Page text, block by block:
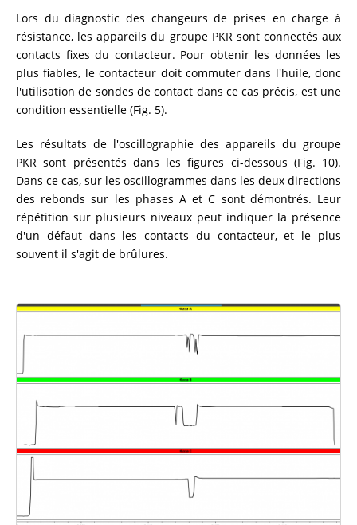
Lors du diagnostic des changeurs de prises en charge à
résistance, les appareils du groupe PKR sont connectés aux
contacts fixes du contacteur. Pour obtenir les données les
plus fiables, le contacteur doit commuter dans l'huile, donc
l'utilisation de sondes de contact dans ce cas précis, est une
condition essentielle (Fig. 5).
Les résultats de l'oscillographie des appareils du groupe
PKR sont présentés dans les figures ci-dessous (Fig. 10).
Dans ce cas, sur les oscillogrammes dans les deux directions
des rebonds sur les phases A et C sont démontrés. Leur
répétition sur plusieurs niveaux peut indiquer la présence
d'un défaut dans les contacts du contacteur, et le plus
souvent il s'agit de brûlures.